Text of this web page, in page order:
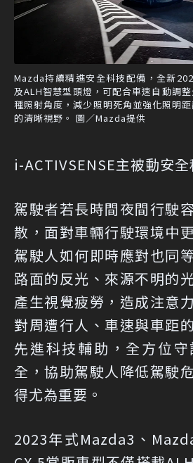
Mazda持續精進安全科技配備，全新
及ALH智慧型頭燈，可配合車速自動調
種照射角度，減少照明死角並強化照明
的清晰視野。 圖／Mazda提供
i-ACTIVSENSE主被動安全
駕駛者若長時間夜間行駛
散，面對車輛行駛環境中
駕駛人如何即時應對也同
路面的反光、來源不明的
產生視覺疲勞，造成注意
對周遭行人、車速與車距
先進科技輔助，全方位
全，協助駕駛人降低駕駛
得尤為重要。
2023年式Mazda3、